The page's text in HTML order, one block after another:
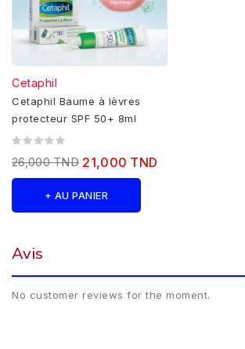
Cetaphil
Cetaphil Baume à lèvres
protecteur SPF 50+ 8ml
26,000 TND 21,000 TND
+ AU PANIER
Avis
No customer reviews for the moment.